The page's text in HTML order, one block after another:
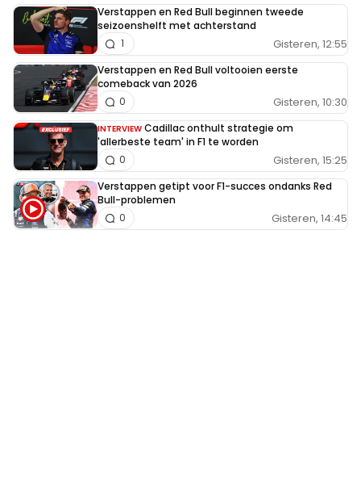
Verstappen en Red Bull beginnen tweede
seizoenshelft met achterstand
Gisteren, 12:55
1
Verstappen en Red Bull voltooien eerste
comeback van 2026
Gisteren, 10:30
0
INTERVIEW Cadillac onthult strategie om
'allerbeste team' in F1 te worden
Gisteren, 15:25
0
Verstappen getipt voor F1-succes ondanks Red
Bull-problemen
Gisteren, 14:45
0